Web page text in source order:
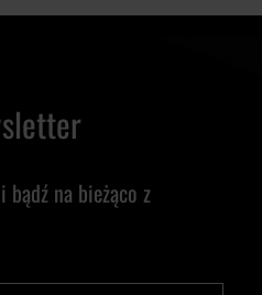
bądź na bieżąco z